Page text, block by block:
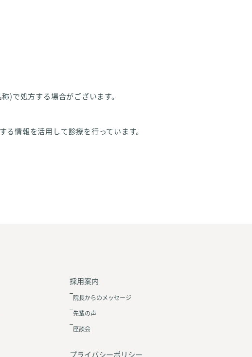
)で処方する場合がございます。
情報を活用して診療を行っています。
採用案内
院長からのメッセージ
先輩の声
座談会
プライバシーポリシー